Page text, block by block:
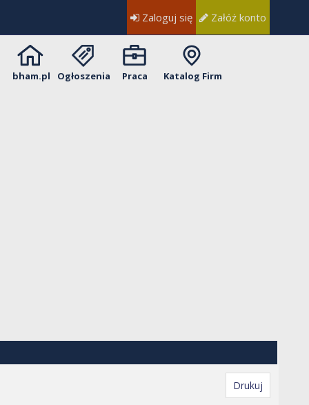
Zaloguj się Załóż konto
bham.pl Ogłoszenia Praca Katalog Firm
Drukuj